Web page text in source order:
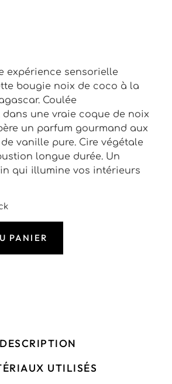
expérience sensorielle
bougie noix de coco à la
Coulée
une vraie coque de noix
un parfum gourmand aux
vanille pure. Cire végétale
longue durée. Un
qui illumine vos intérieurs
PANIER
DESCRIPTION
UTILISÉS